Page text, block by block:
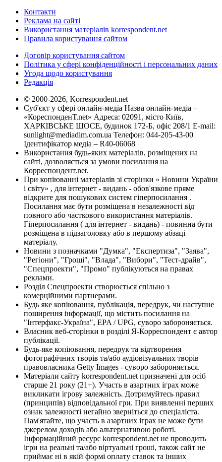
Контакти
Реклама на сайті
Використання матеріалів korrespondent.net
Правила користування сайтом
Договір користування сайтом
Політика у сфері конфіденційності і персональних даних
Угода щодо користування
Редакція
© 2000-2026, Korrespondent.net
Суб'єкт у сфері онлайн-медіа Назва онлайн-медіа –
«КореспонденТ.net» Адреса: 02091, місто Київ,
ХАРКІВСЬКЕ ШОСЕ, будинок 172-Б, офіс 208/1 E-mail:
sunlight@mediadim.com.ua Телефон: 044-205-43-00
Ідентифікатор медіа – R40-06068
Використання будь-яких матеріалів, розміщених на
сайті, дозволяється за умови посилання на
Корреспондент.net.
При копіюванні матеріалів зі сторінки « Новини України
і світу» , для інтернет - видань - обов'язкове пряме
відкрите для пошукових систем гіперпосилання .
Посилання має бути розміщена в незалежності від
повного або часткового використання матеріалів.
Гіперпосилання ( для інтернет - видань) - повинна бути
розміщена в підзаголовку або в першому абзаці
матеріалу.
Новини з позначками "Думка", "Експертиза", "Заява",
"Регіони", "Гроші", "Влада", "Вибори", "Тест-драйв",
"Спецпроекти", "Промо" публікуються на правах
реклами.
Розділ Спецпроекти створюється спільно з
комерційними партнерами.
Будь яке копіювання, публікація, передрук, чи наступне
поширення інформації, що містить посилання на
"Інтерфакс-Україна", EPA / UPG, суворо забороняється.
Власник веб-сторінки в розділі Я-Корреспондент є автор
публікації.
Будь-яке копіювання, передрук та відтворення
фотографічних творів та/або аудіовізуальних творів
правовласника Getty Images - суворо забороняється.
Матеріали сайту korrespondent.net призначені для осіб
старше 21 року (21+). Участь в азартних іграх може
викликати ігрову залежність. Дотримуйтесь правил
(принципів) відповідальної гри. При виявленні перших
ознак залежності негайно зверніться до спеціаліста.
Пам'ятайте, що участь в азартних іграх не може бути
джерелом доходів або альтернативою роботі.
Інформаційний ресурс korrespondent.net не проводить
ігри на реальні та/або віртуальні гроші, також сайт не
приймає ні в якій формі оплату ставок та інших